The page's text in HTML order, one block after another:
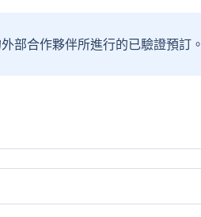
部合作夥伴所進行的已驗證預訂。